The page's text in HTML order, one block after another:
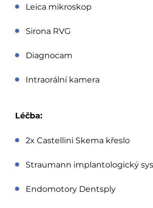
Leica mikroskop
Sirona RVG
Diagnocam
Intraorální kamera
Léčba:
2x Castellini Skema křeslo
Straumann implantologický
Endomotory Dentsply